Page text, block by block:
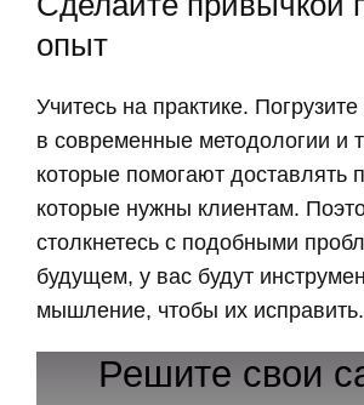
опыт
Учитесь на практике.
в современные методологии и
которые помогают доставлять
которые нужны клиентам.
столкнетесь с подобными
будущем, у вас будут
мышление, чтобы их исправить.
Решите свои